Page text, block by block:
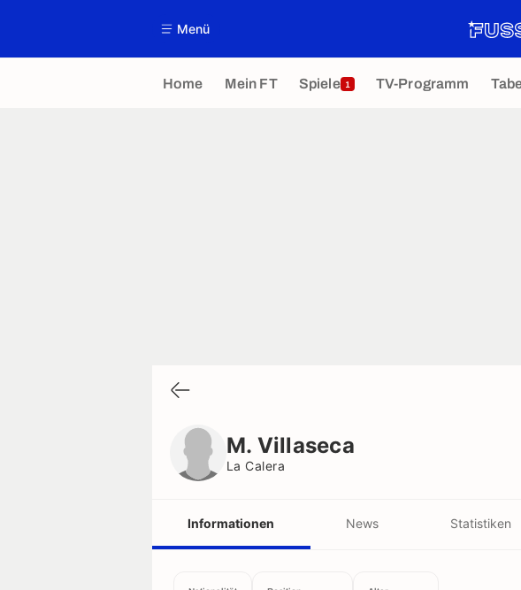
Menü
Home Mein FT Spiele 1 TV-Programm
M. Villaseca
La Calera
Informationen News Statistiken